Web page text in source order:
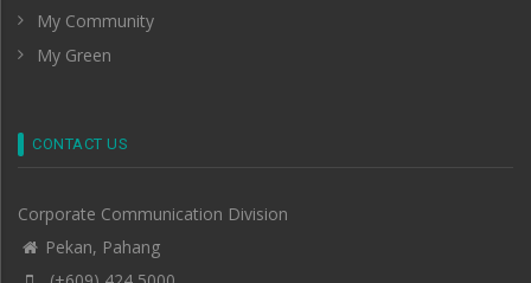
My Community
My Green
CONTACT US
Corporate Communication Division
Pekan, Pahang